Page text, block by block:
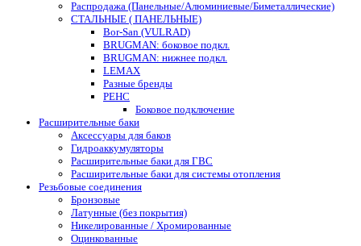
Распродажа (Панельные/Алюминиевые/Биметаллические)
СТАЛЬНЫЕ ( ПАНЕЛЬНЫЕ)
Bor-San (VULRAD)
BRUGMAN: боковое подкл.
BRUGMAN: нижнее подкл.
LEMAX
Разные бренды
РЕНС
Боковое подключение
Расширительные баки
Аксессуары для баков
Гидроаккумуляторы
Расширительные баки для ГВС
Расширительные баки для системы отопления
Резьбовые соединения
Бронзовые
Латунные (без покрытия)
Никелированные / Хромированные
Оцинкованные